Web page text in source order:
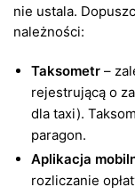
nie ustala.
należności:
Taksometr –
rejestrującą o
dla taxi).
paragon.
Aplikacja
rozliczanie